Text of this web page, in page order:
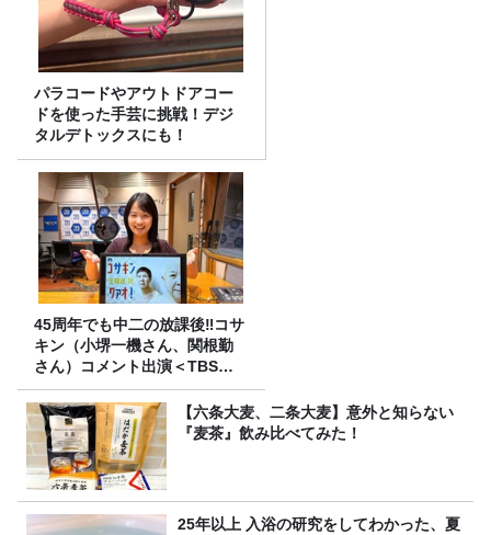
パラコードやアウトドアコー
ドを使った手芸に挑戦！デジ
タルデトックスにも！
45周年でも中二の放課後‼コサ
キン（小堺一機さん、関根勤
さん）コメント出演＜TBSラ
ジオ番組審議会からのご報告
＞
【六条大麦、二条大麦】意外と知らない
『麦茶』飲み比べてみた！
25年以上 入浴の研究をしてわかった、夏